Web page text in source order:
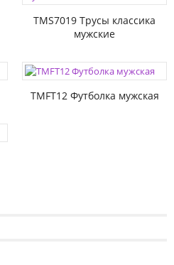
TMS7019 Трусы классика
мужские
TMFT12 Футболка мужская